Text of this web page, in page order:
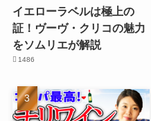
イエローラベルは極上の
証！ヴーヴ・クリコの魅力
をソムリエが解説
1486